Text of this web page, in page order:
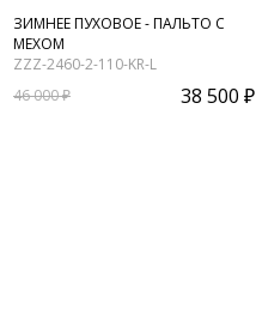
ЗИМНЕЕ ПУХОВОЕ - ПАЛЬТО С
МЕХОМ
ZZZ-2460-2-110-KR-L
46 000 ₽
38 500 ₽